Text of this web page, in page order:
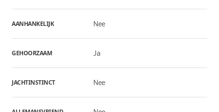
AANHANKELIJK Nee
GEHOORZAAM Ja
JACHTINSTINCT Nee